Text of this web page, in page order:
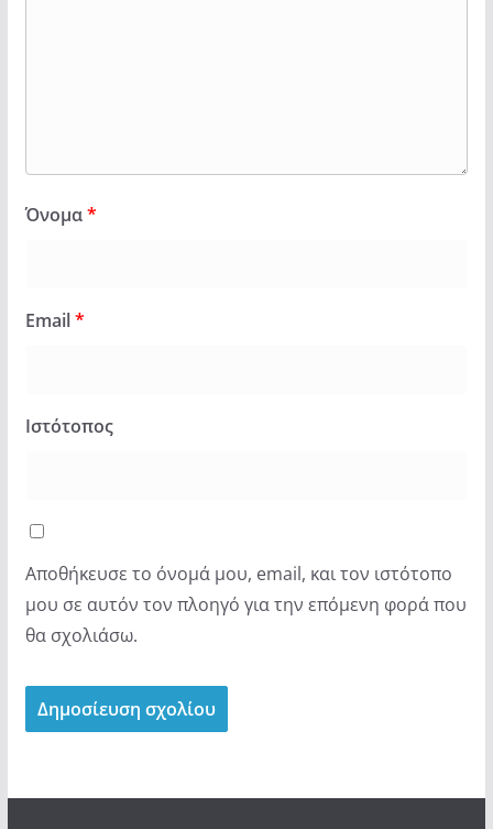
Όνομα*
Email*
Ιστότοπος
Αποθήκευσε το όνομά μου, email, και τον ιστότοπο
μου σε αυτόν τον πλοηγό για την επόμενη φορά που
θα σχολιάσω.